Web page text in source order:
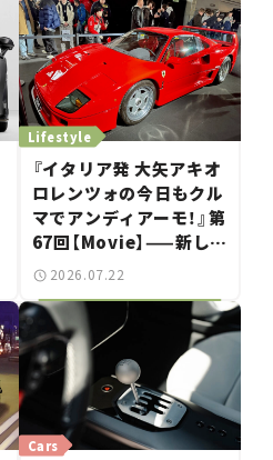
Lifestyle
『イタリア発 大矢アキオ
ロレンツォの今日もクル
マでアンディアーモ！』第
67回【Movie】——新しい
スーパーカーショーで起
2026.07.22
Cars